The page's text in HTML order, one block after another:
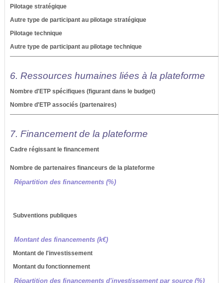
Pilotage stratégique
Autre type de participant au pilotage stratégique
Pilotage technique
Autre type de participant au pilotage technique
6. Ressources humaines liées à la plateforme
Nombre d'ETP spécifiques (figurant dans le budget)
Nombre d'ETP associés (partenaires)
7. Financement de la plateforme
Cadre régissant le financement
Nombre de partenaires financeurs de la plateforme
Répartition des financements (%)
Subventions publiques
Montant des financements (k€)
Montant de l'investissement
Montant du fonctionnement
Répartition des financements d'investissement par source (%)